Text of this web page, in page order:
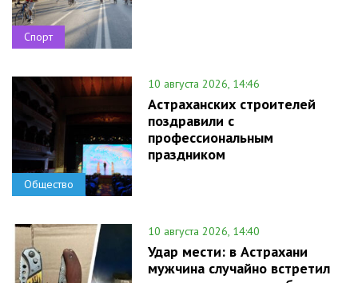
Спорт
Общество
10 августа 2026, 14:46
Астраханских строителей
поздравили с
профессиональным
праздником
10 августа 2026, 14:40
Удар мести: в Астрахани
мужчина случайно встретил